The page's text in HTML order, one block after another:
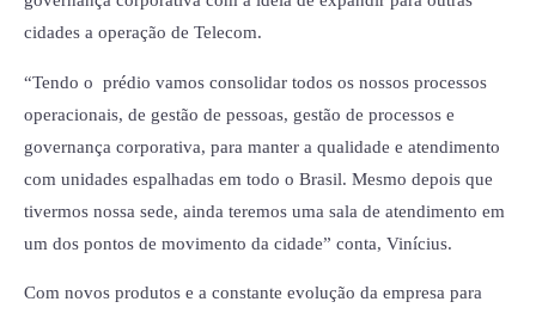
cidades a operação de Telecom.
“Tendo o prédio vamos consolidar todos os nossos processos
operacionais, de gestão de pessoas, gestão de processos e
governança corporativa, para manter a qualidade e atendimento
com unidades espalhadas em todo o Brasil. Mesmo depois que
tivermos nossa sede, ainda teremos uma sala de atendimento em
um dos pontos de movimento da cidade” conta, Vinícius.
Com novos produtos e a constante evolução da empresa para